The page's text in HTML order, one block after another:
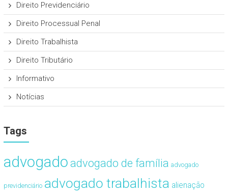
Direito Previdenciário
Direito Processual Penal
Direito Trabalhista
Direito Tributário
Informativo
Notícias
Tags
advogado advogado de família advogado
previdenciário advogado trabalhista alienação